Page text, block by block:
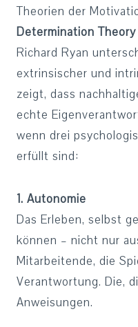
Theorien der
Determination Theory
Richard Ryan
extrinsischer und
zeigt, dass
echte
wenn drei
erfüllt sind:
1. Autonomie
Das Erleben, selbst
können – nicht nur
Mitarbeitende, die
Verantwortung. Die,
Anweisungen.